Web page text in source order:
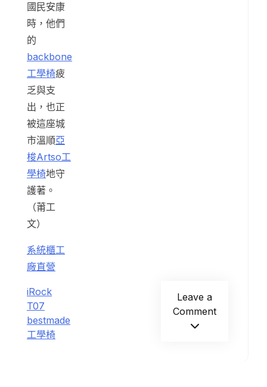
國民安康
時，他們
的
backbone
工學椅疲
乏與支
出，也正
被這座城
市溫順亞
梭Artso工
學椅地守
護著。
（莆工
文）
系統櫃工
廠直營
iRock
T07
bestmade
工學椅
Leave a
Comment